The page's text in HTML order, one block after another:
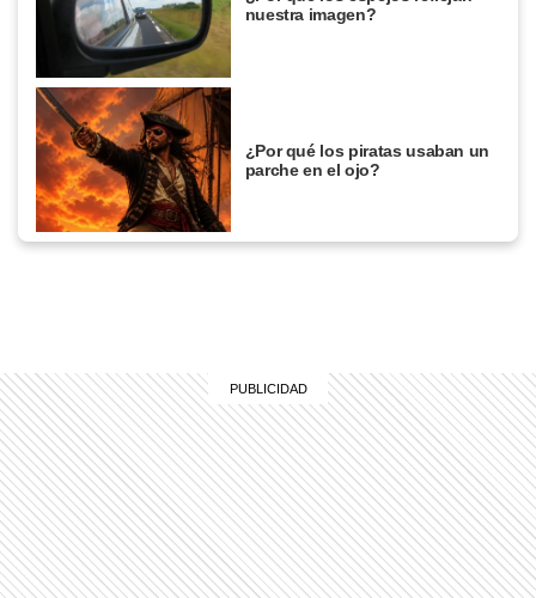
nuestra imagen?
¿Por qué los piratas usaban un
parche en el ojo?